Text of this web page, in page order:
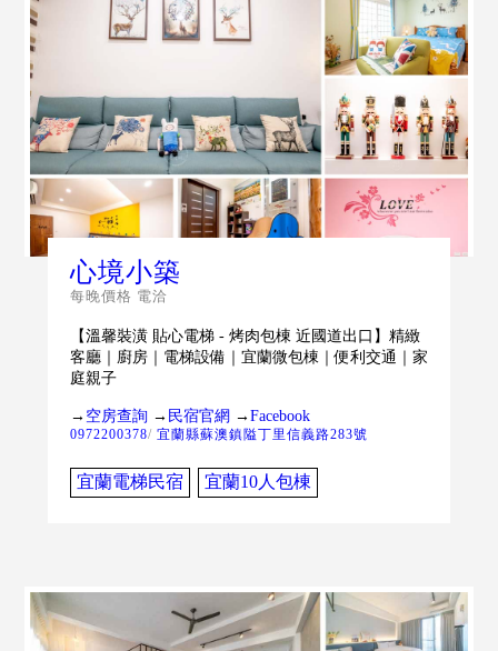
心境小築
每晚價格 電洽
【溫馨裝潢 貼心電梯 - 烤肉包棟 近國道出口】精緻
客廳｜廚房｜電梯設備｜宜蘭微包棟｜便利交通｜家
庭親子
→ 空房查詢→ 民宿官網 →Facebook
0972200378/ 宜蘭縣蘇澳鎮隘丁里信義路283號
宜蘭電梯民宿 宜蘭10人包棟